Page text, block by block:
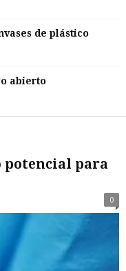
de plástico
abierto
potencial para
0